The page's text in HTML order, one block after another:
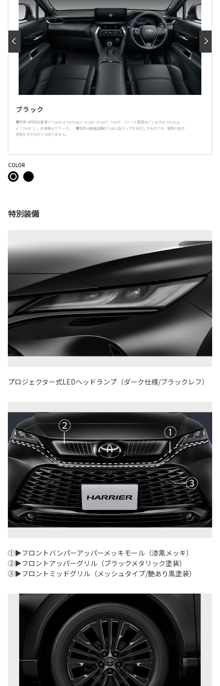
ブラック
■写真は特別仕様車Z“Leather Package・Night Shade”（2WD）［ベース車両はZ“Leather Packag
e”（2WD）］。内装色はブラック。 ■写真は機能説明のために各ランプを点灯したものです。実際の走行
状態を示すものではありません。
COLOR
特別装備
プロジェクター式LEDヘッドランプ（ダーク仕様/ブラックレフ）
①▶フロントバンパーアッパーメッキモール（漆黒メッキ）
②▶フロントアッパーグリル（ブラックメタリック塗装）
③▶フロントミッドグリル（メッシュタイプ/艶あり黒塗装）